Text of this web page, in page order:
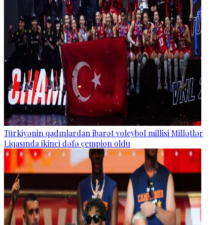
Türkiyənin qadınlardan ibarət voleybol millisi Millətlər
Liqasında ikinci dəfə çempion oldu